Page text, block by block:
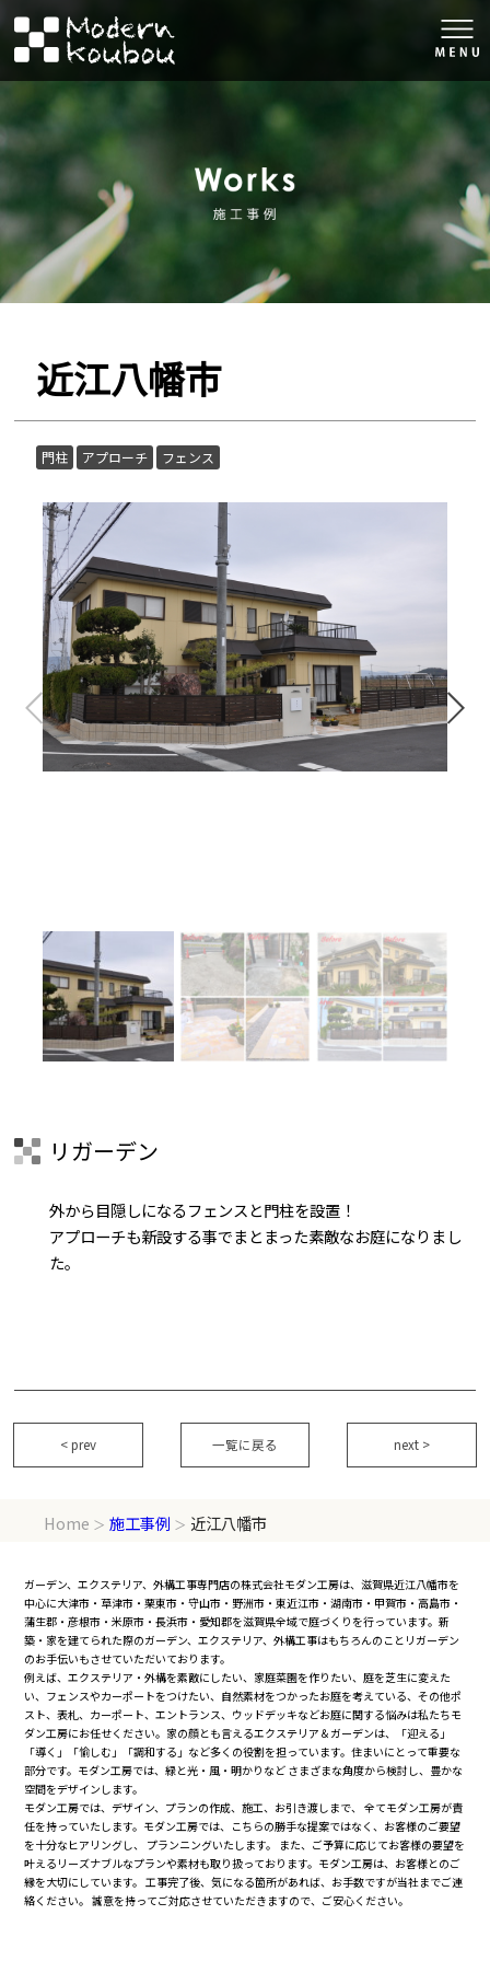
株式会社モダン工房
合せはこちら
施工事例
近江八幡市
門柱 アプローチ フェンス
リガーデン
外から目隠しになるフェンスと門柱を設置！
アプローチも新設する事でまとまった素敵なお庭になりまし
た。
next >
< prev 一覧に戻る
Home ＞ 施工事例 ＞ 近江八幡市
ガーデン、エクステリア、外構工事専門店の株式会社モダン工房は、滋賀県近江八幡市を
中心に大津市・草津市・栗東市・守山市・野洲市・東近江市・湖南市・甲賀市・高島市・
蒲生郡・彦根市・米原市・長浜市・愛知郡を滋賀県全域で庭づくりを行っています。新
築・家を建てられた際のガーデン、エクステリア、外構工事はもちろんのことリガーデン
のお手伝いもさせていただいております。
例えば、エクステリア・外構を素敵にしたい、家庭菜園を作りたい、庭を芝生に変えた
い、フェンスやカーポートをつけたい、自然素材をつかったお庭を考えている、その他ポ
スト、表札、カーポート、エントランス、ウッドデッキなどお庭に関する悩みは私たちモ
ダン工房にお任せください。家の顔とも言えるエクステリア＆ガーデンは、「迎える」
「導く」「愉しむ」「調和する」など多くの役割を担っています。住まいにとって重要な
部分です。モダン工房では、緑と光・風・明かりなど さまざまな角度から検討し、豊かな
空間をデザインします。
モダン工房では、デザイン、プランの作成、施工、お引き渡しまで、 全てモダン工房が責
任を持っていたします。モダン工房では、こちらの勝手な提案ではなく、お客様のご要望
を十分なヒアリングし、 プランニングいたします。 また、ご予算に応じてお客様の要望を
叶えるリーズナブルなプランや素材も取り扱っております。モダン工房は、お客様とのご
縁を大切にしています。 工事完了後、気になる箇所があれば、お手数ですが当社までご連
絡ください。 誠意を持ってご対応させていただきますので、ご安心ください。